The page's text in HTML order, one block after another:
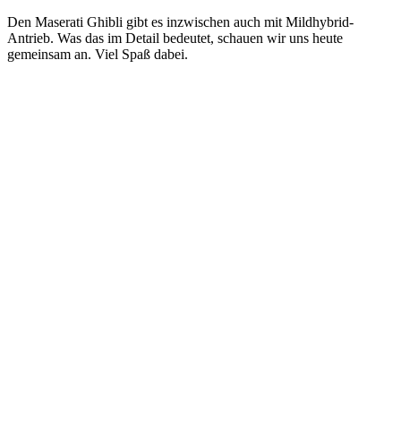
Den Maserati Ghibli gibt es inzwischen auch mit Mildhybrid-
Antrieb. Was das im Detail bedeutet, schauen wir uns heute
gemeinsam an. Viel Spaß dabei.